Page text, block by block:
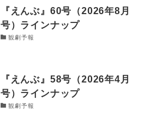
『えんぶ』60号（2026年8月
号）ラインナップ
観劇予報
『えんぶ』58号（2026年4月
号）ラインナップ
観劇予報